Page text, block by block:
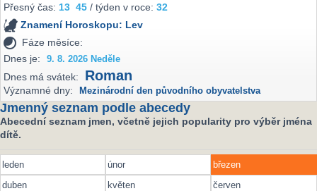
Přesný čas:13 45 / týden v roce:32
Znamení Horoskopu: Lev
Fáze měsíce:
Dnes je:
9. 8. 2026 Neděle
Dnes má svátek: Roman
Významné dny: Mezinárodní den původního obyvatelstva
Jmenný seznam podle abecedy
Abecední seznam jmen, včetně jejich popularity pro výběr jména
dítě.
leden únor
březen
duben
květen
červen